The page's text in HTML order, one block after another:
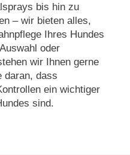
bis hin zu
– wir bieten alles,
Ihres Hundes
oder
wir Ihnen gerne
daran, dass
ein wichtiger
sind.